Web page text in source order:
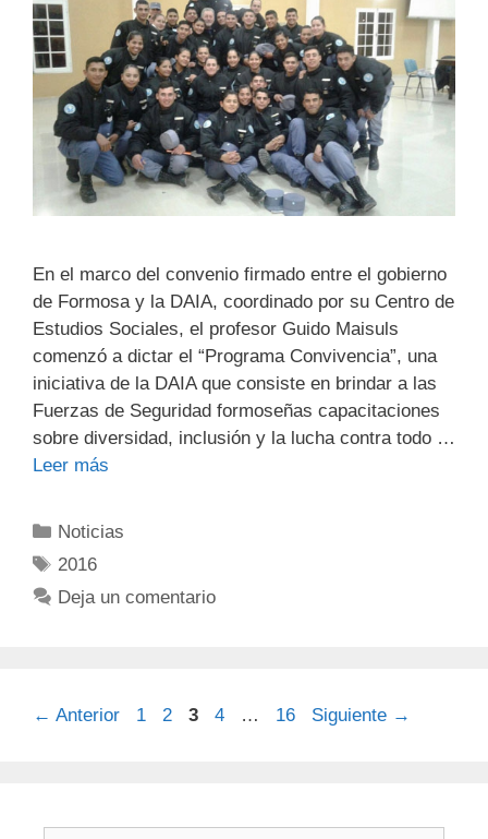
En el marco del convenio firmado entre el gobierno
de Formosa y la DAIA, coordinado por su Centro de
Estudios Sociales, el profesor Guido Maisuls
comenzó a dictar el “Programa Convivencia”, una
iniciativa de la DAIA que consiste en brindar a las
Fuerzas de Seguridad formoseñas capacitaciones
sobre diversidad, inclusión y la lucha contra todo …
Leer más
Noticias
2016
Deja un comentario
← Anterior 1 2 3 4 … 16 Siguiente →